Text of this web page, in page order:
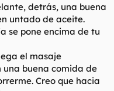
detrás, una buena
untado de aceite.
se pone encima de tu
el masaje
buena comida de
Creo que hacia